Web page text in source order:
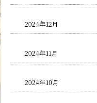
2024年12月
2024年11月
2024年10月